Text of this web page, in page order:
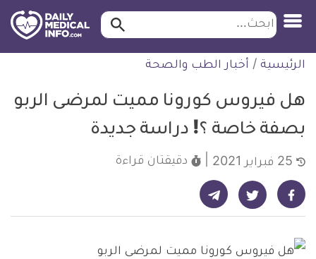
التخطي
للمحتوى
ابحث ابحث…
الرئيسية / أخبار الطب والصحة
هل فيروس كورونا مميت لمرضى الربو
بصفة خاصة ؟! دراسة جديدة
دقيقتان قراءة
شارك على فيسبوك - ديلي ميديكال انفو شارك على تويتر - ديلي ميديكال انفو شارك على تيليجرام - ديلي ميديكال انفو